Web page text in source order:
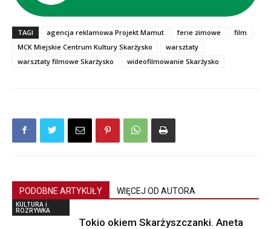
TAGI agencja reklamowa Projekt Mamut ferie zimowe
film
MCK Miejskie Centrum Kultury Skarżysko
warsztaty
warsztaty filmowe Skarżysko
wideofilmowanie Skarżysko
PODOBNE ARTYKUŁY WIĘCEJ OD AUTORA
KULTURA i
ROZRYWKA
Tokio okiem Skarżyszczanki. Aneta